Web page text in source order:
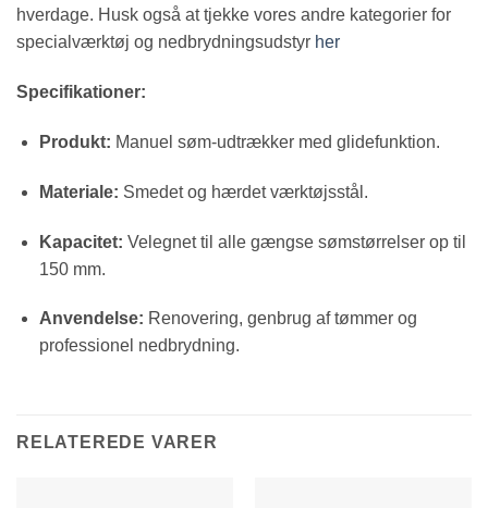
hverdage. Husk også at tjekke vores andre kategorier for
specialværktøj og nedbrydningsudstyr her
Specifikationer:
Produkt: Manuel søm-udtrækker med glidefunktion.
Materiale: Smedet og hærdet værktøjsstål.
Kapacitet: Velegnet til alle gængse sømstørrelser op til
150 mm.
Anvendelse: Renovering, genbrug af tømmer og
professionel nedbrydning.
RELATEREDE VARER